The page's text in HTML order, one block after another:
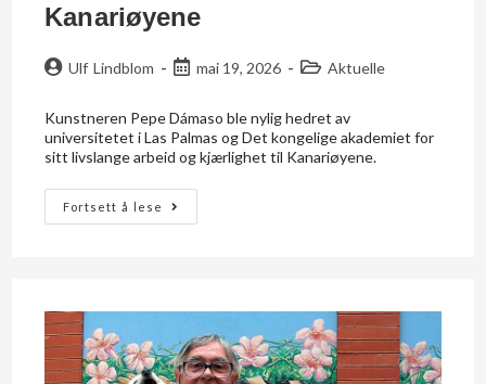
Kanariøyene
Ulf Lindblom mai 19, 2026 Aktuelle
Kunstneren Pepe Dámaso ble nylig hedret av
universitetet i Las Palmas og Det kongelige akademiet for
sitt livslange arbeid og kjærlighet til Kanariøyene.
Fortsett å lese